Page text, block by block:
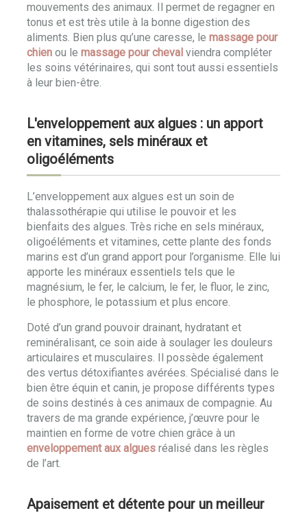
mouvements des animaux. Il permet de regagner en
tonus et est très utile à la bonne digestion des
aliments. Bien plus qu’une caresse, le massage pour
chien ou le massage pour cheval viendra compléter
les soins vétérinaires, qui sont tout aussi essentiels
à leur bien-être.
L'enveloppement aux algues : un apport
en vitamines, sels minéraux et
oligoéléments
L’enveloppement aux algues est un soin de
thalassothérapie qui utilise le pouvoir et les
bienfaits des algues. Très riche en sels minéraux,
oligoéléments et vitamines, cette plante des fonds
marins est d’un grand apport pour l’organisme. Elle lui
apporte les minéraux essentiels tels que le
magnésium, le fer, le calcium, le fer, le fluor, le zinc,
le phosphore, le potassium et plus encore.
Doté d’un grand pouvoir drainant, hydratant et
reminéralisant, ce soin aide à soulager les douleurs
articulaires et musculaires. Il possède également
des vertus détoxifiantes avérées. Spécialisé dans le
bien être équin et canin, je propose différents types
de soins destinés à ces animaux de compagnie. Au
travers de ma grande expérience, j’œuvre pour le
maintien en forme de votre chien grâce à un
enveloppement aux algues réalisé dans les règles
de l’art.
Apaisement et détente pour un meilleur